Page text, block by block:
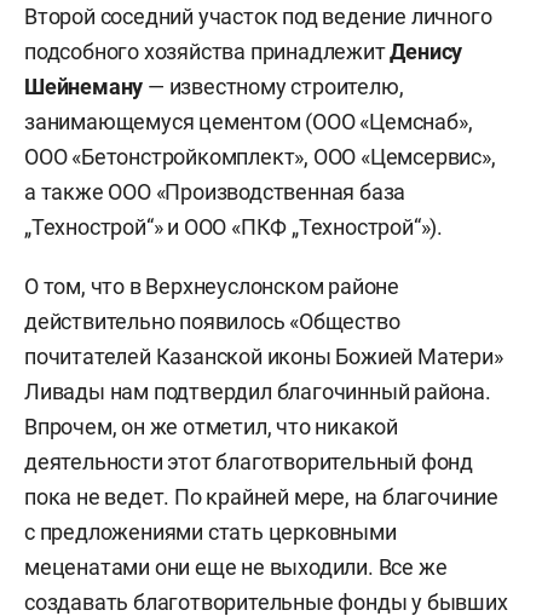
Второй соседний участок под ведение личного
подсобного хозяйства принадлежитДенису
Шейнеману — известному строителю,
занимающемуся цементом (ООО «Цемснаб»,
ООО «Бетонстройкомплект», ООО «Цемсервис»,
а также ООО «Производственная база
„Технострой“» и ООО «ПКФ „Технострой“»).
О том, что в Верхнеуслонском районе
действительно появилось «Общество
почитателей Казанской иконы Божией Матери»
Ливады нам подтвердил благочинный района.
Впрочем, он же отметил, что никакой
деятельности этот благотворительный фонд
пока не ведет. По крайней мере, на благочиние
с предложениями стать церковными
меценатами они еще не выходили. Все же
создавать благотворительные фонды у бывших